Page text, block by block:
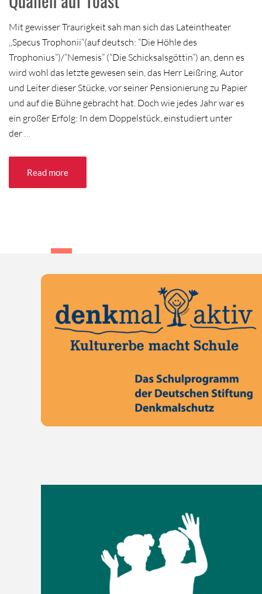
Mit gewisser Traurigkeit sah man sich das Lateintheater
,,Specus Trophonii“(auf deutsch: “Die Höhle des
Trophonius”)/”Nemesis” (“Die Schicksalsgöttin”) an, denn es
wird wohl das letzte gewesen sein, das Herr Leißring, Autor
und Leiter dieser Stücke, vor seiner Pensionierung zu Papier
und auf die Bühne gebracht hat. Doch wie jedes Jahr war es
ein großer Erfolg: In dem Doppelstück, einstudiert unter
der
Read more